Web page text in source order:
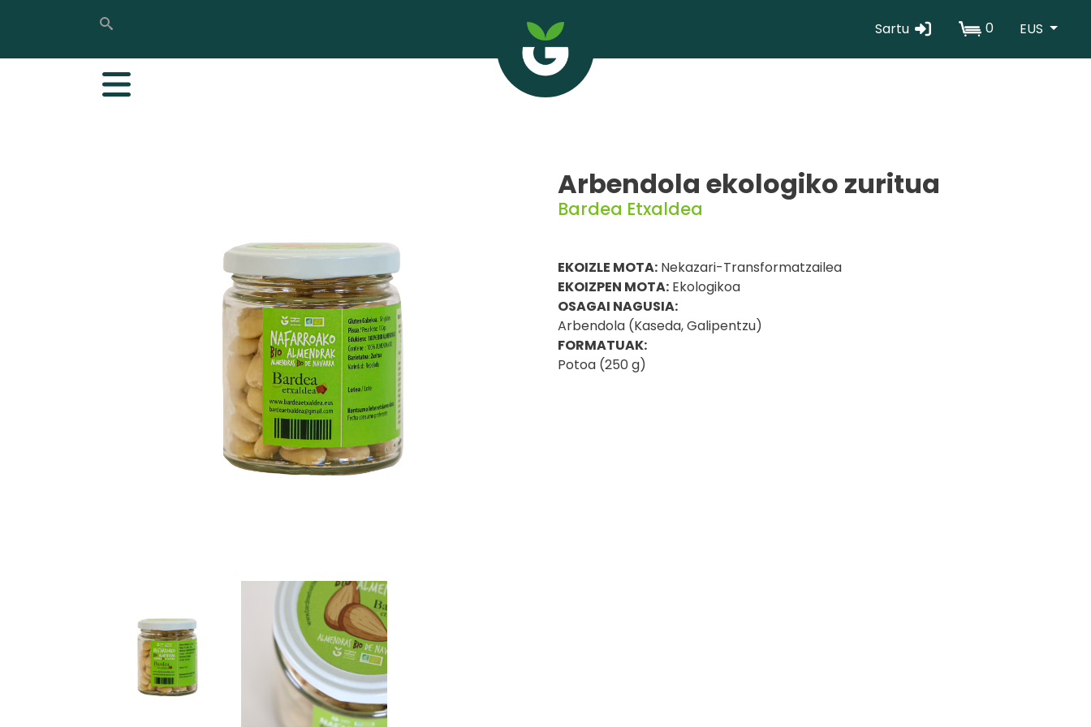
BilatuBilatu
Erabiltzaile
Sartu 0 EUS
Arbendola ekologiko zuritua
Bardea Etxaldea
EKOIZLE MOTA: Nekazari-Transformatzailea
EKOIZPEN MOTA: Ekologikoa
OSAGAI NAGUSIA:
Arbendola (Kaseda, Galipentzu)
FORMATUAK:
Potoa (250 g)